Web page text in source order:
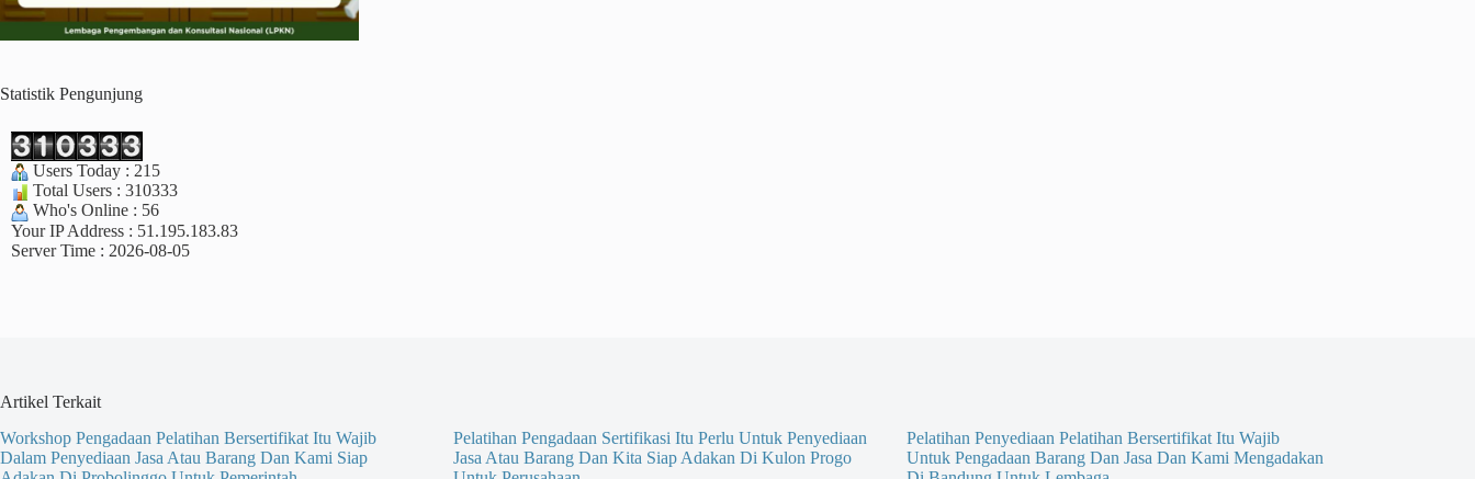
Statistik Pengunjung
Users Today : 215
Total Users : 310333
Who's Online : 56
Your IP Address : 51.195.183.83
Server Time : 2026-08-05
Artikel Terkait
Workshop Pengadaan Pelatihan Bersertifikat Itu Wajib
Dalam Penyediaan Jasa Atau Barang Dan Kami Siap
Pelatihan Pengadaan Sertifikasi Itu Perlu Untuk Penyediaan
Jasa Atau Barang Dan Kita Siap Adakan Di Kulon Progo
Pelatihan Penyediaan Pelatihan Bersertifikat Itu Wajib
Untuk Pengadaan Barang Dan Jasa Dan Kami Mengadakan